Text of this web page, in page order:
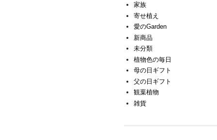
家族
寄せ植え
愛のGarden
新商品
未分類
植物色の毎日
母の日ギフト
父の日ギフト
観葉植物
雑貨